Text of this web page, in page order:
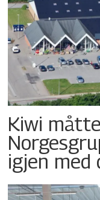
Kiwi
igjen med